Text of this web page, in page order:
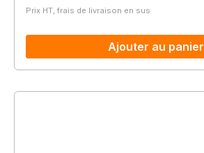
Prix HT, frais de livraison en sus
Ajouter au panier